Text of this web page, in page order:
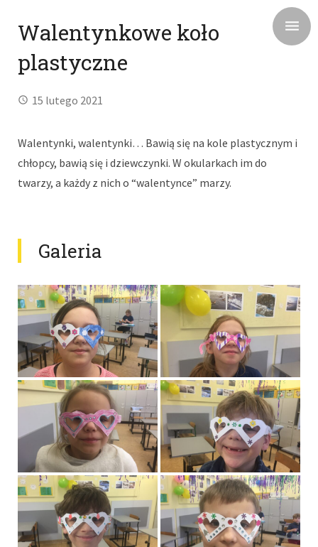
Walentynkowe koło
plastyczne
15 lutego 2021
Walentynki, walentynki… Bawią się na kole plastycznym i
chłopcy, bawią się i dziewczynki. W okularkach im do
twarzy, a każdy z nich o “walentynce” marzy.
Galeria